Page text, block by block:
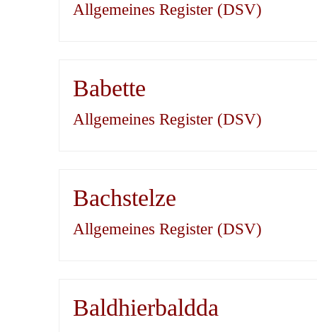
Allgemeines Register (DSV)
Babette
Allgemeines Register (DSV)
Bachstelze
Allgemeines Register (DSV)
Baldhierbaldda